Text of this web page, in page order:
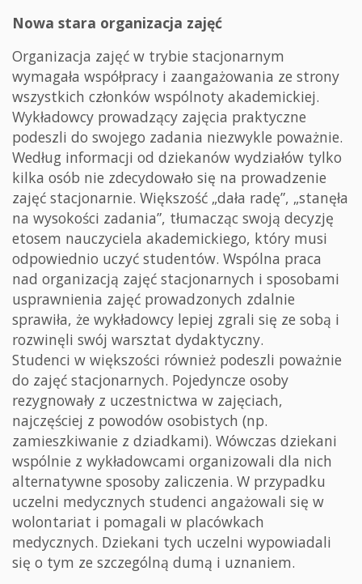
Nowa stara organizacja zajęć
Organizacja zajęć w trybie stacjonarnym
wymagała współpracy i zaangażowania ze strony
wszystkich członków wspólnoty akademickiej.
Wykładowcy prowadzący zajęcia praktyczne
podeszli do swojego zadania niezwykle poważnie.
Według informacji od dziekanów wydziałów tylko
kilka osób nie zdecydowało się na prowadzenie
zajęć stacjonarnie. Większość „dała radę”, „stanęła
na wysokości zadania”, tłumacząc swoją decyzję
etosem nauczyciela akademickiego, który musi
odpowiednio uczyć studentów. Wspólna praca
nad organizacją zajęć stacjonarnych i sposobami
usprawnienia zajęć prowadzonych zdalnie
sprawiła, że wykładowcy lepiej zgrali się ze sobą i
rozwinęli swój warsztat dydaktyczny.
Studenci w większości również podeszli poważnie
do zajęć stacjonarnych. Pojedyncze osoby
rezygnowały z uczestnictwa w zajęciach,
najczęściej z powodów osobistych (np.
zamieszkiwanie z dziadkami). Wówczas dziekani
wspólnie z wykładowcami organizowali dla nich
alternatywne sposoby zaliczenia. W przypadku
uczelni medycznych studenci angażowali się w
wolontariat i pomagali w placówkach
medycznych. Dziekani tych uczelni wypowiadali
się o tym ze szczególną dumą i uznaniem.